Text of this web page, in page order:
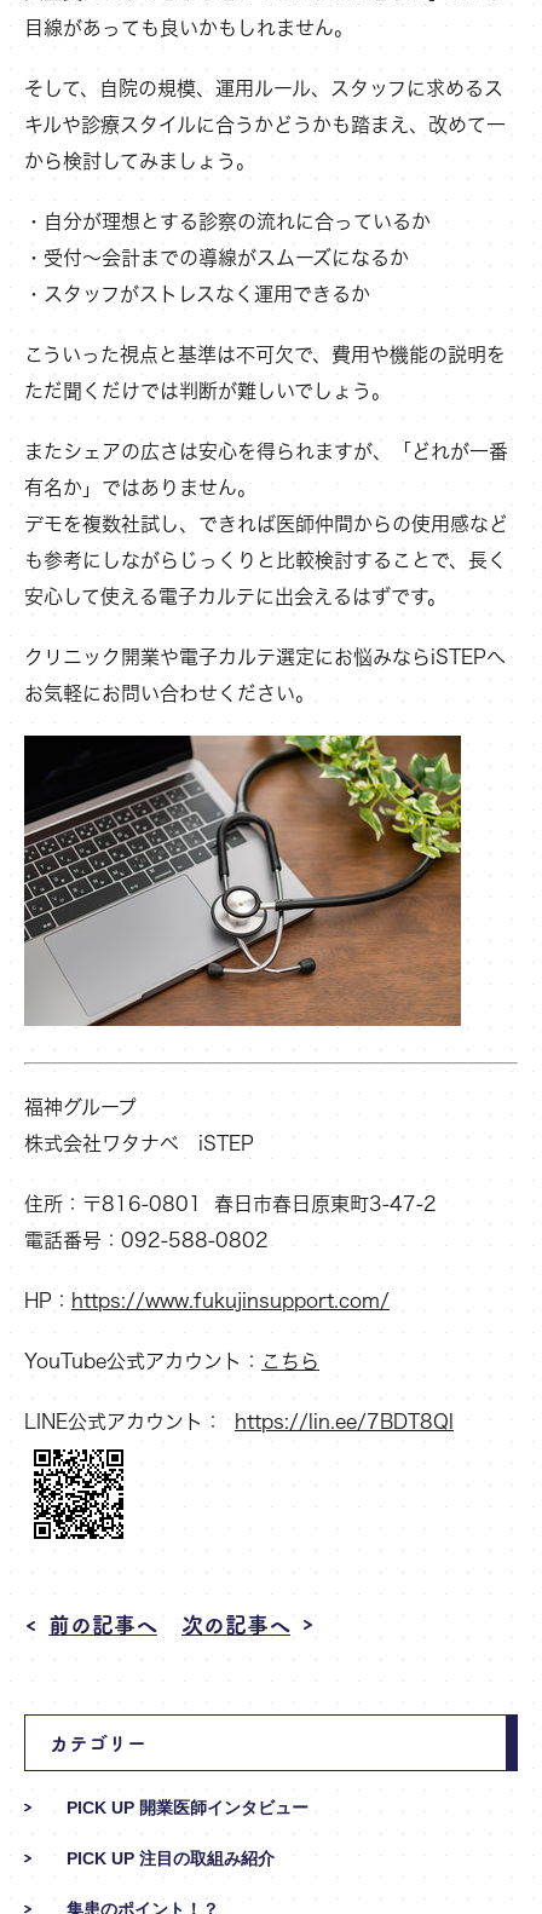
目線があっても良いかもしれません。
そして、自院の規模、運用ルール、スタッフに求めるス
キルや診療スタイルに合うかどうかも踏まえ、改めて一
から検討してみましょう。
・自分が理想とする診察の流れに合っているか
・受付〜会計までの導線がスムーズになるか
・スタッフがストレスなく運用できるか
こういった視点と基準は不可欠で、費用や機能の説明を
ただ聞くだけでは判断が難しいでしょう。
またシェアの広さは安心を得られますが、「どれが一番
有名か」ではありません。
デモを複数社試し、できれば医師仲間からの使用感など
も参考にしながらじっくりと比較検討することで、長く
安心して使える電子カルテに出会えるはずです。
クリニック開業や電子カルテ選定にお悩みならiSTEPへ
お気軽にお問い合わせください。
福神グループ
株式会社ワタナベ iSTEP
住所：〒816-0801 春日市春日原東町3-47-2
電話番号：092-588-0802
HP ： https://www.fukujinsupport.com/
YouTube公式アカウント ： こちら
LINE公式アカウント： https://lin.ee/7BDT8Ql
前の記事へ 次の記事へ
カテゴリー
PICK UP 開業医師インタビュー
PICK UP 注目の取組み紹介
集患のポイント！？